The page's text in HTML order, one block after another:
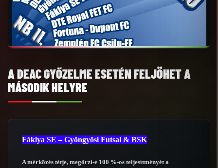
A DEAC GYŐZELME ESETÉN FELJÖHET A
MÁSODIK HELYRE
Fáklya SE – Gyöngyösi Futsal & BSK
A mérkõzés tétje, megõrzi-e 100 %-os teljesítményét a